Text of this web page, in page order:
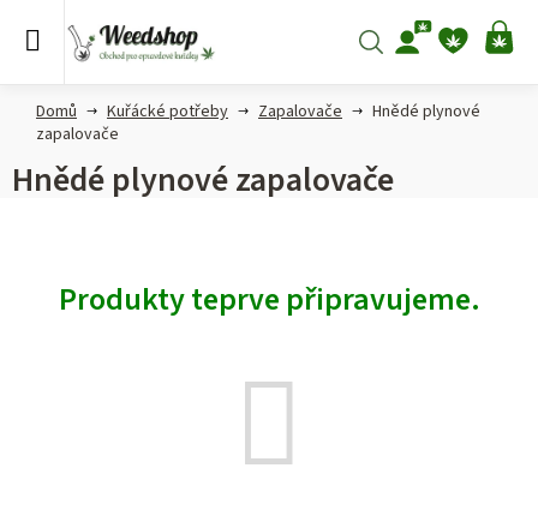
Hledat
Domů Kuřácké potřeby Zapalovače
Hnědé plynové
zapalovače
Hnědé plynové zapalovače
Produkty teprve připravujeme.